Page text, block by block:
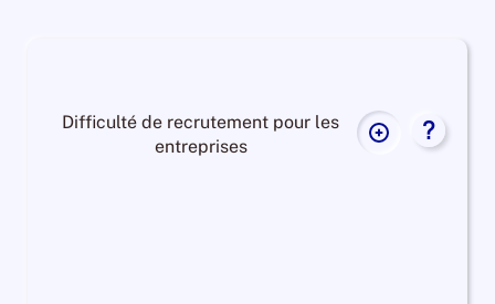
Difficulté de recrutement pour les
entreprises
Plus
?